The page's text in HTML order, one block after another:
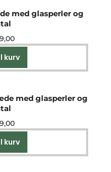
med glasperler og
kurv
med glasperler og
kurv